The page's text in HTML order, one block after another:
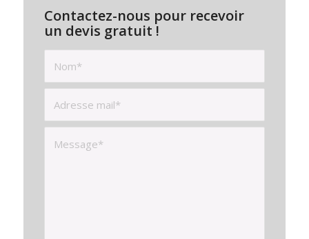
Contactez-nous pour recevoir
un devis gratuit !